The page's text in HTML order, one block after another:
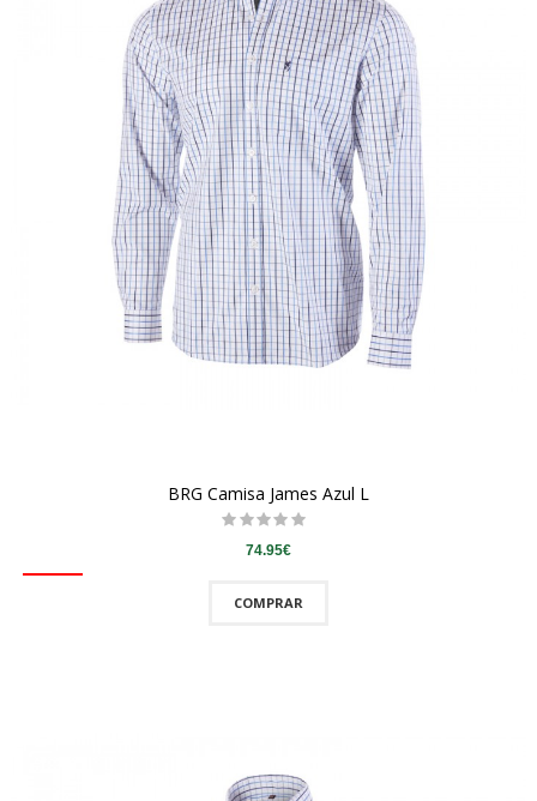
BRG Camisa James Azul L
74.95€
COMPRAR